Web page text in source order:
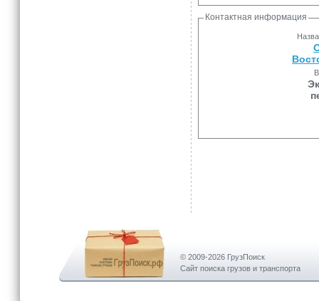
Контактная информация
© 2009-2026 ГрузПоиск
Сайт поиска грузов и транспорта